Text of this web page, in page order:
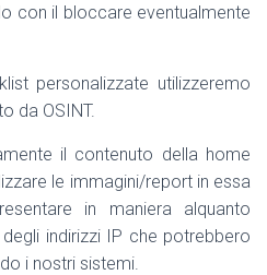
con il bloccare eventualmente
personalizzate utilizzeremo
da OSINT.
il contenuto della home
le immagini/report in essa
in maniera alquanto
indirizzi IP che potrebbero
i nostri sistemi.